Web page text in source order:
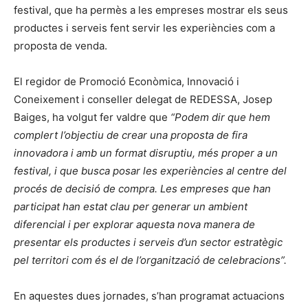
festival, que ha permès a les empreses mostrar els seus
productes i serveis fent servir les experiències com a
proposta de venda.
El regidor de Promoció Econòmica, Innovació i
Coneixement i conseller delegat de REDESSA, Josep
Baiges, ha volgut fer valdre que “Podem dir que hem
complert l’objectiu de crear una proposta de fira
innovadora i amb un format disruptiu, més proper a un
festival, i que busca posar les experiències al centre del
procés de decisió de compra. Les empreses que han
participat han estat clau per generar un ambient
diferencial i per explorar aquesta nova manera de
presentar els productes i serveis d’un sector estratègic
pel territori com és el de l’organització de celebracions”.
En aquestes dues jornades, s’han programat actuacions